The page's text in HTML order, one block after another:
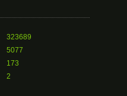
2
323689
5077
173